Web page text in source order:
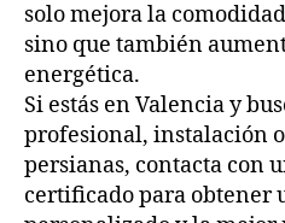
solo mejora la
sino que también
energética.
Si estás en Valencia y
profesional, instalación
persianas, contacta con
certificado para obtener